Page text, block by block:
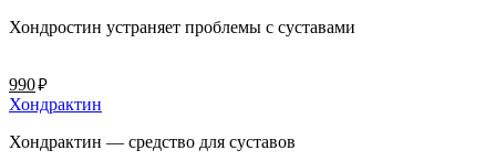
Хондростин устраняет проблемы с суставами
990руб.
Хондрактин
Хондрактин — средство для суставов